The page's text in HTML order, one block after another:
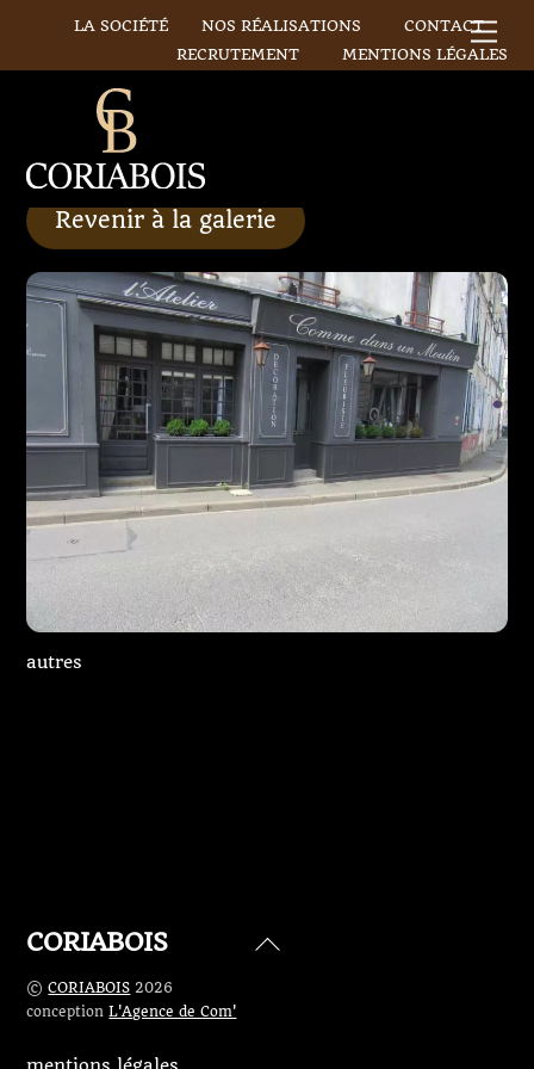
content
LA SOCIÉTÉNOS RÉALISATIONS CONTACT
RECRUTEMENT
MENTIONS LÉGALES
Revenir à la galerie
autres
Back
CORIABOIS
©CORIABOIS 2026
conceptionL'Agence de Com'